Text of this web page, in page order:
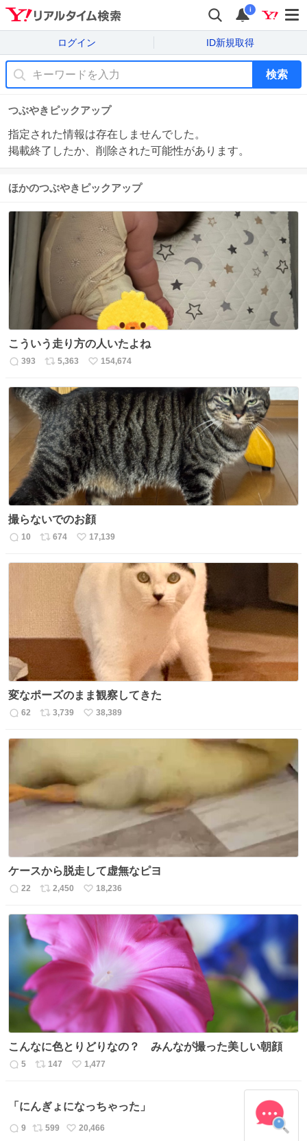
i
ログイン ID新規取得
検索
つぶやきピックアップ
指定された情報は存在しませんでした。
掲載終了したか、削除された可能性があります。
ほかのつぶやきピックアップ
こういう走り方の人いたよね
返
数
393
リ
ス
ト
数
5,363
い
ね
数
154,674
撮らないでのお顔
返
10
リ
ス
数
674
い
ね
数
17,139
変なポーズのまま観察してきた
返
数
62
リ
数
3,739
い
38,389
ケースから脱走して虚無なピヨ
返
22
リ
ト
数
2,450
い
ね
数
18,236
こんなに色とりどりなの？ みんなが撮った美しい朝顔
返
数
5
リ
ス
ト
数
147
い
ね
数
1,477
「にんぎょになっちゃった」
返
9
リ
599
い
20,466